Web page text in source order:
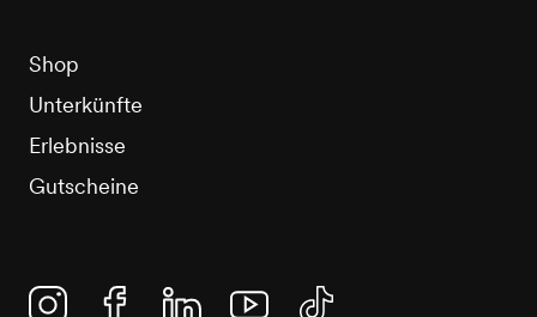
Shop
Unterkünfte
Erlebnisse
Gutscheine